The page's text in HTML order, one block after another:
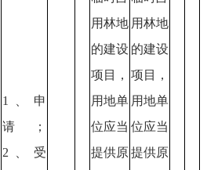
1、申
请；
2、受
用林地
的建设
项目，
用地单
位应当
提供原
用林地
的建设
项目，
用地单
位应当
提供原